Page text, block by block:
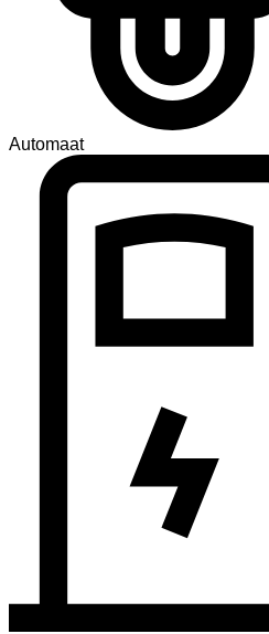
Automaat